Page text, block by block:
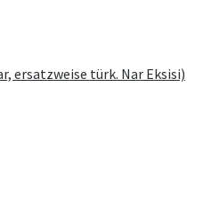
ersatzweise türk. Nar Eksisi)